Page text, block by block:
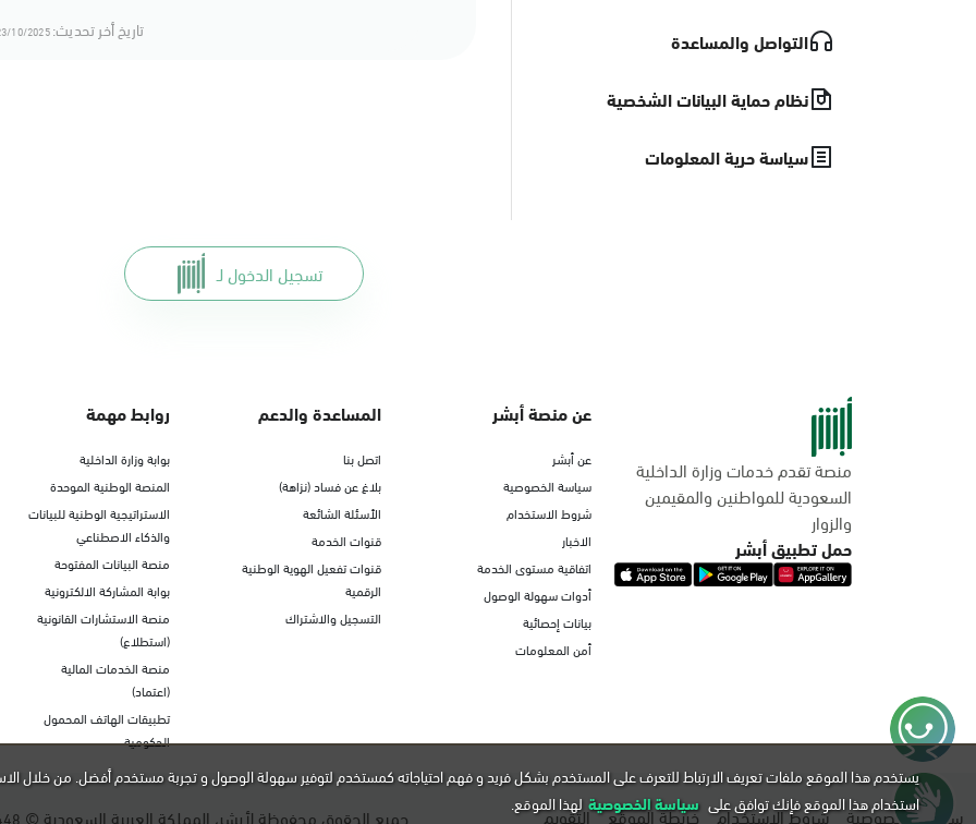
التواصل والمساعدة
نظام حماية البيانات الشخصية
سياسة حرية المعلومات
تاريخ أخر تحديث:10/2025 13:10
تسجيل الدخول لـ
منصة تقدم خدمات وزارة الداخلية
السعودية للمواطنين والمقيمين
والزوار
حمل تطبيق أبشر
عن منصة أبشر
عن أبشر
سياسة الخصوصية
شروط الاستخدام
الاخبار
اتفاقية مستوى الخدمة
أدوات سهولة الوصول
بيانات إحصائية
أمن المعلومات
المساعدة والدعم
اتصل بنا
بلاغ عن فساد (نزاهة)
الأسئلة الشائعة
قنوات الخدمة
قنوات تفعيل الهوية الوطنية
الرقمية
التسجيل والاشتراك
روابط مهمة
بوابة وزارة الداخلية
المنصة الوطنية الموحدة
الاستراتيجية الوطنية للبيانات
والذكاء الاصطناعي
منصة البيانات المفتوحة
بوابة المشاركة الالكترونية
منصة الاستشارات القانونية
(استطلاع)
منصة الخدمات المالية
(اعتماد)
تطبيقات الهاتف المحمول
الحكومية
سياسة الخصوصية شروط الاستخدام خريطة الموقع التقويم جميع الحقوق محفوظة لأبشر، المملكة العربية السعودية ©
يستخدم هذا الموقع ملفات تعريف الارتباط للتعرف على المستخدم بشكل فريد و فهم احتياجاته كمستخدم لتوفير سهولة الوصول و تجربة مستخدم أفضل. من خلال
استخدام هذا الموقع فإنك توافق على سياسة الخصوصية لهذا الموقع.